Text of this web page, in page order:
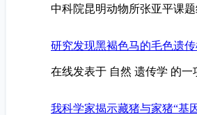
中科院昆明动物所张亚平课
研究发现黑褐色马的毛色遗传
在线发表于 自然 遗传学 的一
我科学家揭示藏猪与家猪“基